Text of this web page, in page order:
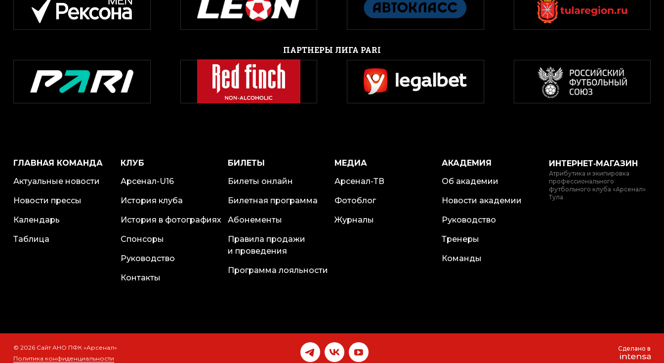
ПАРТНЕРЫ ЛИГА PARI
ГЛАВНАЯ КОМАНДА
Актуальные новости
Новости прессы
Календарь
Таблица
КЛУБ
Арсенал-U16
История клуба
История в фотографиях
Спонсоры
Руководство
Контакты
БИЛЕТЫ
Билеты онлайн
Билетная программа
Абонементы
Правила продажи
и проведения
Программа лояльности
МЕДИА
Арсенал-ТВ
Фотоблог
Журналы
АКАДЕМИЯ
Об академии
Новости академии
Руководство
Тренеры
Команды
ИНТЕРНЕТ‑МАГАЗИН
Атрибутика и экипировка
профессионального
футбольного клуба «Арсенал»
Тула
© 2026 Сайт АНО ПФК «Арсенал»
Политика конфиденциальности
Сделано в